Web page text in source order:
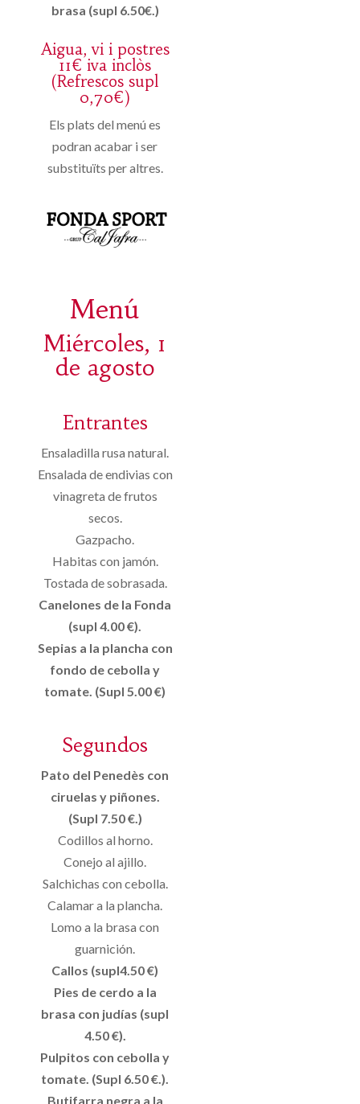
brasa (supl 6.50€.)
Aigua, vi i postres
11€ iva inclòs
(Refrescos supl
0,70€)
Els plats del menú es
podran acabar i ser
substituïts per altres.
Menú
Miércoles, 1
de agosto
Entrantes
Ensaladilla rusa natural.
Ensalada de endivias con
vinagreta de frutos
secos.
Gazpacho.
Habitas con jamón.
Tostada de sobrasada.
Canelones de la Fonda
(supl 4.00 €).
Sepias a la plancha con
fondo de cebolla y
tomate. (Supl 5.00 €)
Segundos
Pato del Penedès con
ciruelas y piñones.
(Supl 7.50 €.)
Codillos al horno.
Conejo al ajillo.
Salchichas con cebolla.
Calamar a la plancha.
Lomo a la brasa con
guarnición.
Callos (supl4.50 €)
Pies de cerdo a la
brasa con judías (supl
4.50 €).
Pulpitos con cebolla y
tomate. (Supl 6.50 €.).
Butifarra negra a la